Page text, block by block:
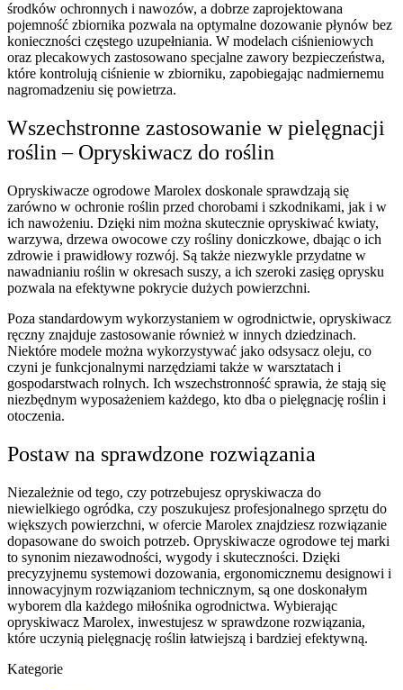
środków ochronnych i nawozów, a dobrze zaprojektowana
pojemność zbiornika pozwala na optymalne dozowanie płynów bez
konieczności częstego uzupełniania. W modelach ciśnieniowych
oraz plecakowych zastosowano specjalne zawory bezpieczeństwa,
które kontrolują ciśnienie w zbiorniku, zapobiegając nadmiernemu
nagromadzeniu się powietrza.
Wszechstronne zastosowanie w pielęgnacji
roślin – Opryskiwacz do roślin
Opryskiwacze ogrodowe Marolex doskonale sprawdzają się
zarówno w ochronie roślin przed chorobami i szkodnikami, jak i w
ich nawożeniu. Dzięki nim można skutecznie opryskiwać kwiaty,
warzywa, drzewa owocowe czy rośliny doniczkowe, dbając o ich
zdrowie i prawidłowy rozwój. Są także niezwykle przydatne w
nawadnianiu roślin w okresach suszy, a ich szeroki zasięg oprysku
pozwala na efektywne pokrycie dużych powierzchni.
Poza standardowym wykorzystaniem w ogrodnictwie, opryskiwacz
ręczny znajduje zastosowanie również w innych dziedzinach.
Niektóre modele można wykorzystywać jako odsysacz oleju, co
czyni je funkcjonalnymi narzędziami także w warsztatach i
gospodarstwach rolnych. Ich wszechstronność sprawia, że stają się
niezbędnym wyposażeniem każdego, kto dba o pielęgnację roślin i
otoczenia.
Postaw na sprawdzone rozwiązania
Niezależnie od tego, czy potrzebujesz opryskiwacza do
niewielkiego ogródka, czy poszukujesz profesjonalnego sprzętu do
większych powierzchni, w ofercie Marolex znajdziesz rozwiązanie
dopasowane do swoich potrzeb. Opryskiwacze ogrodowe tej marki
to synonim niezawodności, wygody i skuteczności. Dzięki
precyzyjnemu systemowi dozowania, ergonomicznemu designowi i
innowacyjnym rozwiązaniom technicznym, są one doskonałym
wyborem dla każdego miłośnika ogrodnictwa. Wybierając
opryskiwacz Marolex, inwestujesz w sprawdzone rozwiązania,
które uczynią pielęgnację roślin łatwiejszą i bardziej efektywną.
Kategorie